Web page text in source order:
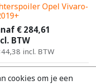
Opel Vivaro-
€ 284,61
BTW
incl. BTW
cookies om je een